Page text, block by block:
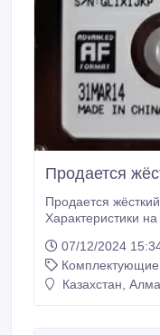
Продается
Продается
Характеристики
07/12/2024
Казахстан,